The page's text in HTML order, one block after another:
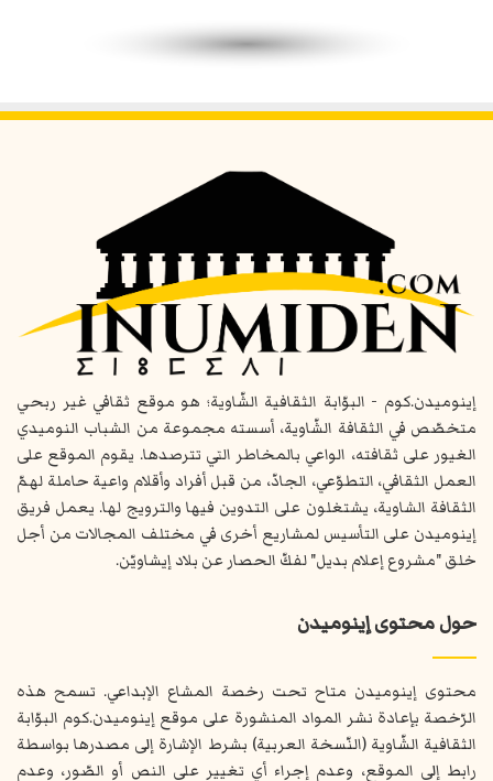
إينوميدن.كوم - البوّابة الثقافية الشّاوية؛ هو موقع ثقافي غير ربحي
متخصّص في الثقافة الشّاوية، أسسته مجموعة من الشباب النوميدي
الغيور على ثقافته، الواعي بالمخاطر التي تترصدها. يقوم الموقع على
العمل الثقافي، التطوّعي، الجادّ، من قبل أفراد وأقلام واعية حاملة لهمّ
الثقافة الشاوية، يشتغلون على التدوين فيها والترويج لها. يعمل فريق
إينوميدن على التأسيس لمشاريع أخرى في مختلف المجالات من أجل
خلق "مشروع إعلام بديل" لفكّ الحصار عن بلاد إيشاويّن.
حول محتوى إينوميدن
محتوى إينوميدن متاح تحت رخصة المشاع الإبداعي. تسمح هذه
الرّخصة بإعادة نشر المواد المنشورة على موقع إينوميدن.كوم البوّابة
الثقافية الشّاوية (النّسخة العربية) بشرط الإشارة إلى مصدرها بواسطة
رابط إلى الموقع، وعدم إجراء أي تغيير على النص أو الصّور، وعدم